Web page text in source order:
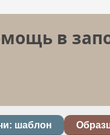
в
шаблон